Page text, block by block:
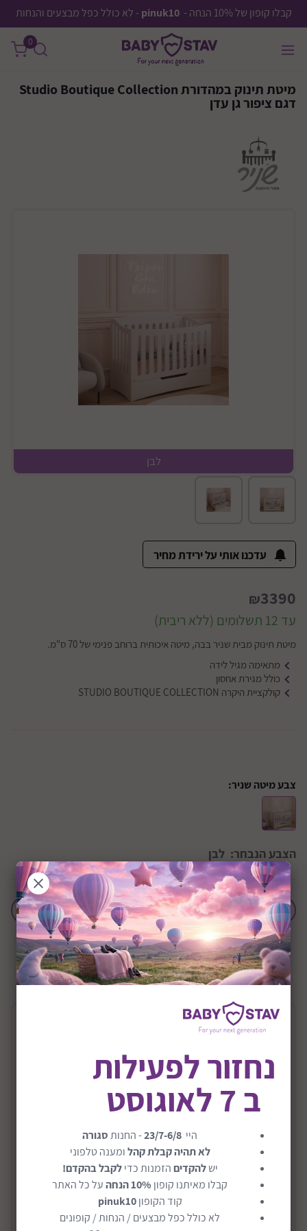
קבלו קופון של 10% הנחה - pinuk10 - לא כולל כפל מבצעים והנחות
0
מיטת תינוק במהדורת Studio Boutique Collection
דגם ציפור גן עדן
לבן
עדכנו אותי על ירידת מחיר
₪3390
עד 12 תשלומים (ללא ריבית)
מיטת תינוק מבית שניר בבה, מיטה איכותית ברוחב פנימי של 70 ס"מ.
מתאימה מגיל לידה
כולל מגירת אחסון
קולקציית היקרה STUDIO BOUTIQUE COLLECTION
צבע מיטה שניר:
הצבע הנבחר: לבן
הוסף לחבילת לידה
+0M שיתוף:
תיאור המוצר
מיטת תינוק במהדורת Studio Boutique
הקולקציה החדשה והמיוחדת לחדרי תינוקות מציעה עיצוב
מפואר שמשלב את כל החידושים המודרניים, כדי להבטיח
נוחות ובטיחות מקסימלית לתינוקות שלכם.
הקולקציה כוללת רהיטים מעוצבים בקפידה עם שימוש
בחומרים איכותיים ובטיחותיים, כדי להבטיח עמידות לאורך
זמן.
מיטת ציפור גן עדן מציעה סטנדט חדש בעולם עיצוב חדרי
קרא עוד
נחזור לפעילות
ב 7 לאוגוסט
היי 23/7-6/8- החנותסגורה
לא תהיה קבלת קהלומענה טלפוני
ישלהקדיםהזמנות כדילקבל בהקדם!
קבלו מאיתנו קופון 10% הנחה
על כל האתר
קוד הקופוןpinuk10
לא כולל כפל מבצעים / הנחות / קופונים